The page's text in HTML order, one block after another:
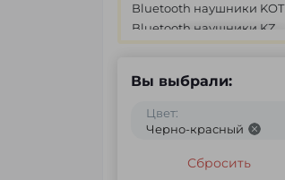
Bluetooth наушники
Bluetooth наушники KZ
Bluetooth наушники
Вы выбрали:
Цвет:
Черно-красный
Сбросить